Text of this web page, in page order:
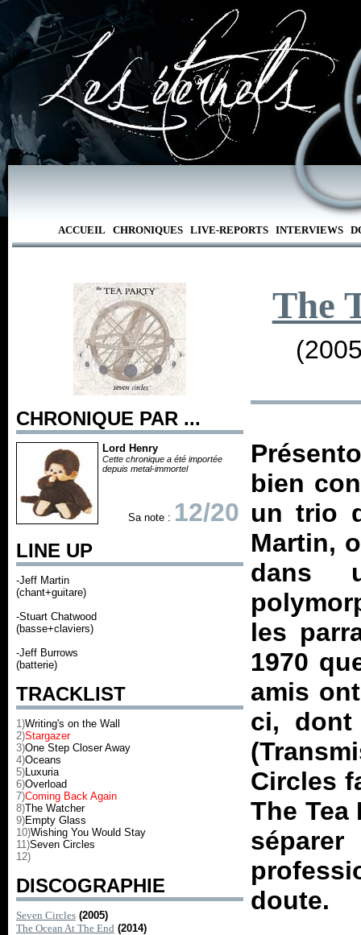
ACCUEIL CHRONIQUES LIVE-REPORTS INTERVIEWS
CHRONIQUE PAR ...
Lord Henry
Cette chronique a été importée
depuis metal-immortel
Sa note : 12/20
LINE UP
-Jeff Martin
(chant+guitare)
-Stuart Chatwood
(basse+claviers)
-Jeff Burrows
(batterie)
TRACKLIST
1)Writing's on the Wall
2)Stargazer
3)One Step Closer Away
4)Oceans
5)Luxuria
6)Overload
7)Coming Back Again
8)The Watcher
9)Empty Glass
10)Wishing You Would Stay
11)Seven Circles
12)
DISCOGRAPHIE
Seven Circles (2005)
The Ocean At The End (2014)
The
bien
un trio
Martin,
dans
les
1970
amis
ci, dont
(
Circles
The
doute.